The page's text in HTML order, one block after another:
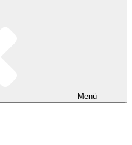
Menü